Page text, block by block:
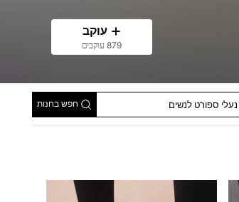
עוקב
879 עוקבים
נעלי ספורט לנשים חפש בחנות